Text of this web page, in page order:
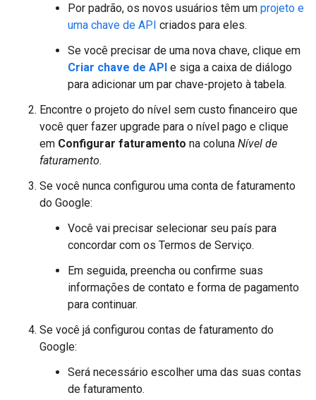
Por padrão, os novos usuários têm um projeto e
uma chave de API criados para eles.
Se você precisar de uma nova chave, clique em
Criar chave de API e siga a caixa de diálogo
para adicionar um par chave-projeto à tabela.
Encontre o projeto do nível sem custo financeiro que
você quer fazer upgrade para o nível pago e clique
em Configurar faturamento na coluna Nível de
faturamento.
Se você nunca configurou uma conta de faturamento
do Google:
Você vai precisar selecionar seu país para
concordar com os Termos de Serviço.
Em seguida, preencha ou confirme suas
informações de contato e forma de pagamento
para continuar.
Se você já configurou contas de faturamento do
Google:
Será necessário escolher uma das suas contas
de faturamento.